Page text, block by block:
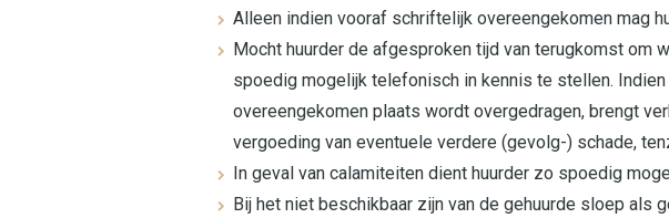
Alleen indien vooraf schriftelijk overeengekomen mag
Mocht huurder de afgesproken tijd van terugkomst om
spoedig mogelijk telefonisch in kennis te stellen.
overeengekomen plaats wordt overgedragen, brengt
vergoeding van eventuele verdere (gevolg-) schade,
In geval van calamiteiten dient huurder zo spoedig
Bij het niet beschikbaar zijn van de gehuurde sloep als